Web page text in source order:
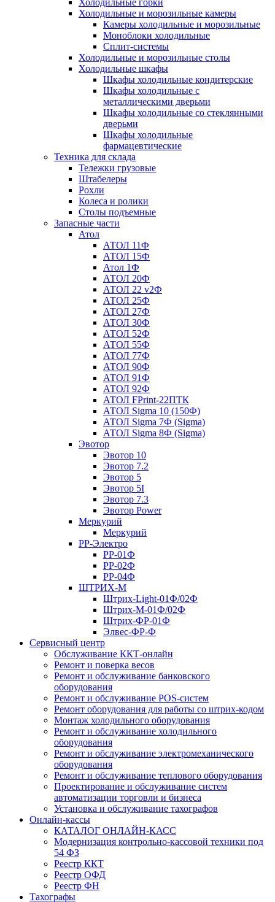
Холодильные горки
Холодильные и морозильные камеры
Камеры холодильные и морозильные
Моноблоки холодильные
Сплит-системы
Холодильные и морозильные столы
Холодильные шкафы
Шкафы холодильные кондитерские
Шкафы холодильные с
металлическими дверьми
Шкафы холодильные со стеклянными
дверьми
Шкафы холодильные
фармацевтические
Техника для склада
Тележки грузовые
Штабелеры
Рохли
Колеса и ролики
Столы подъемные
Запасные части
Атол
АТОЛ 11Ф
АТОЛ 15Ф
Атол 1Ф
АТОЛ 20Ф
АТОЛ 22 v2Ф
АТОЛ 25Ф
АТОЛ 27Ф
АТОЛ 30Ф
АТОЛ 52Ф
АТОЛ 55Ф
АТОЛ 77Ф
АТОЛ 90Ф
АТОЛ 91Ф
АТОЛ 92Ф
АТОЛ FPrint-22ПТК
АТОЛ Sigma 10 (150Ф)
АТОЛ Sigma 7Ф (Sigma)
АТОЛ Sigma 8Ф (Sigma)
Эвотор
Эвотор 10
Эвотор 7.2
Эвотор 5
Эвотор 5I
Эвотор 7.3
Эвотор Power
Меркурий
Меркурий
РР-Электро
РР-01Ф
РР-02Ф
РР-04Ф
ШТРИХ-М
Штрих-Light-01Ф/02Ф
Штрих-М-01Ф/02Ф
Штрих-ФР-01Ф
Элвес-ФР-Ф
Сервисный центр
Обслуживание ККТ-онлайн
Ремонт и поверка весов
Ремонт и обслуживание банковского
оборудования
Ремонт и обслуживание POS-систем
Ремонт оборудования для работы со штрих-кодом
Монтаж холодильного оборудования
Ремонт и обслуживание холодильного
оборудования
Ремонт и обслуживание электромеханического
оборудования
Ремонт и обслуживание теплового оборудования
Проектирование и обслуживание систем
автоматизации торговли и бизнеса
Установка и обслуживание тахографов
Онлайн-кассы
КАТАЛОГ ОНЛАЙН-КАСС
Модернизация контрольно-кассовой техники под
54 ФЗ
Реестр ККТ
Реестр ОФД
Реестр ФН
Тахографы